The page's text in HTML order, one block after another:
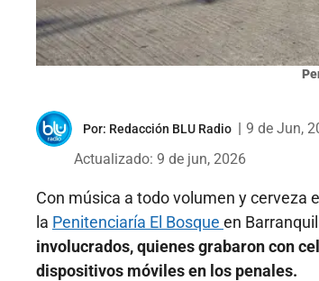
Por: Redacción BLU Radio
9 de Jun,
Actualizado: 9 de jun, 2026
Con música a todo volumen y cerveza
la Penitenciaría El Bosque en
involucrados, quienes grabaron con
dispositivos móviles en los penales.